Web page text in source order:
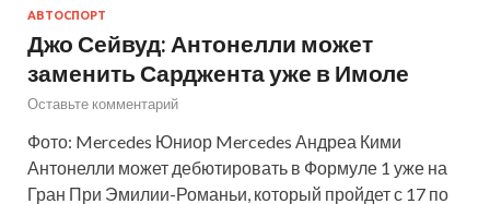
АВТОСПОРТ
Джо Сейвуд: Антонелли может
заменить Сарджента уже в Имоле
Оставьте комментарий
Фото: Mercedes Юниор Mercedes Андреа Кими
Антонелли может дебютировать в Формуле 1 уже на
Гран При Эмилии-Романьи, который пройдет с 17 по